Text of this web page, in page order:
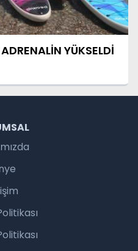
YÜKSELDİ